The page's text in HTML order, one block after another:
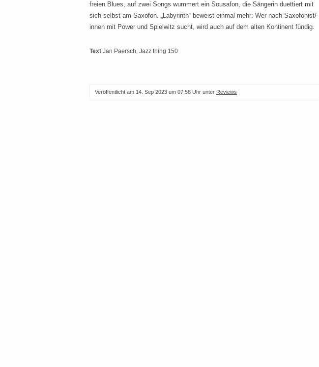
freien Blues, auf zwei Songs wummert ein Sousafon, die Sängerin duettiert mit
sich selbst am Saxofon. „Labyrinth“ beweist einmal mehr: Wer nach Saxofonist/-
innen mit Power und Spielwitz sucht, wird auch auf dem alten Kontinent fündig.
Text Jan Paersch, Jazz thing 150
Veröffentlicht am 14. Sep 2023 um 07:58 Uhr unter Reviews